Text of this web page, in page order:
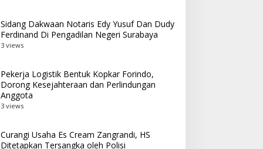
Sidang Dakwaan Notaris Edy Yusuf Dan Dudy
Ferdinand Di Pengadilan Negeri Surabaya
3 views
Pekerja Logistik Bentuk Kopkar Forindo,
Dorong Kesejahteraan dan Perlindungan
Anggota
3 views
Curangi Usaha Es Cream Zangrandi, HS
Ditetapkan Tersangka oleh Polisi